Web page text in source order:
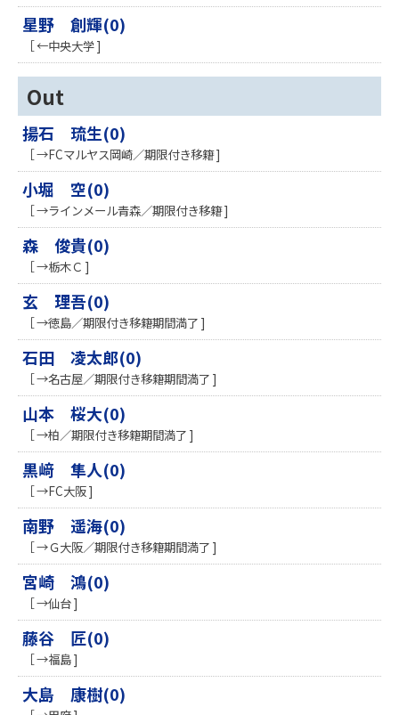
星野 創輝(0)
［ ←中央大学 ]
Out
揚石 琉生(0)
［ →FCマルヤス岡崎／期限付き移籍 ]
小堀 空(0)
［ →ラインメール青森／期限付き移籍 ]
森 俊貴(0)
［ →栃木Ｃ ]
玄 理吾(0)
［ →徳島／期限付き移籍期間満了 ]
石田 凌太郎(0)
［ →名古屋／期限付き移籍期間満了 ]
山本 桜大(0)
［ →柏／期限付き移籍期間満了 ]
黒﨑 隼人(0)
［ →FC大阪 ]
南野 遥海(0)
［ →Ｇ大阪／期限付き移籍期間満了 ]
​宮崎 鴻(0)
［ →仙台 ]
藤谷 匠(0)
［ →福島 ]
大島 康樹(0)